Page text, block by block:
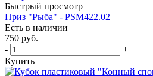
Быстрый просмотр
Приз "Рыба" - PSM422.02
Есть в наличии
750 руб.
-
+
Купить